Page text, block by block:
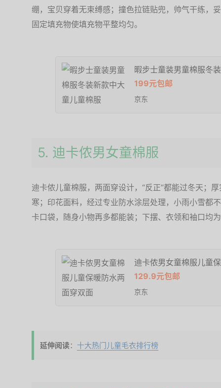
绷，宝贝穿着无束缚感；撞色拉链贴兜，帅气干练，
固定填充物使填充物平整均匀。
暇步士童装男童棉服冬
199元包邮
京东
5. 迪卡侬男女童棉服
迪卡侬儿童棉服，两面穿设计，“反正”都能过冬天；
寒；印花面料，经过专业防水涂层处理，小雨小雪都
卡口袋，随身小物再多都能装；下摆、衣领和袖口均
迪卡侬男女童棉服儿童
129.9元包邮
京东
延伸阅读： 十大热门儿童毛衣排行榜